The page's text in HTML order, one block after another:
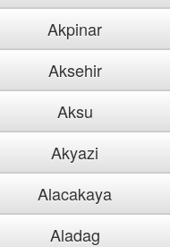
Akpinar
Aksehir
Aksu
Akyazi
Alacakaya
Aladag